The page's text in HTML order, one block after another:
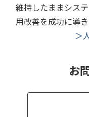
維持したままシス
用改善を成功に導き
＞
お